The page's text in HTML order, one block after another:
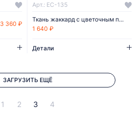
3 360 ₽
Арт.: EC-135
Ткань жаккард с цветочным принтом
1 640 ₽
Детали
ЗАГРУЗИТЬ ЕЩЁ
1 2 3 4